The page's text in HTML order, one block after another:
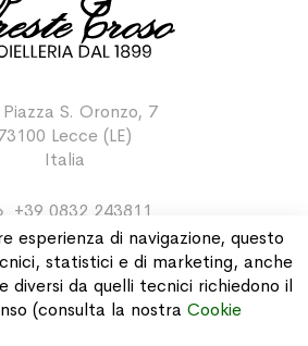
Piazza S. Oronzo, 7
Lecce (LE)
Italia
+39 0832 243811
esperienza di navigazione, questo
statistici e di marketing, anche
diversi da quelli tecnici richiedono il
(consulta la nostra Cookie